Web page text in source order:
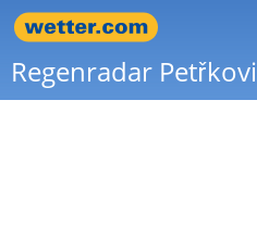
Regenradar